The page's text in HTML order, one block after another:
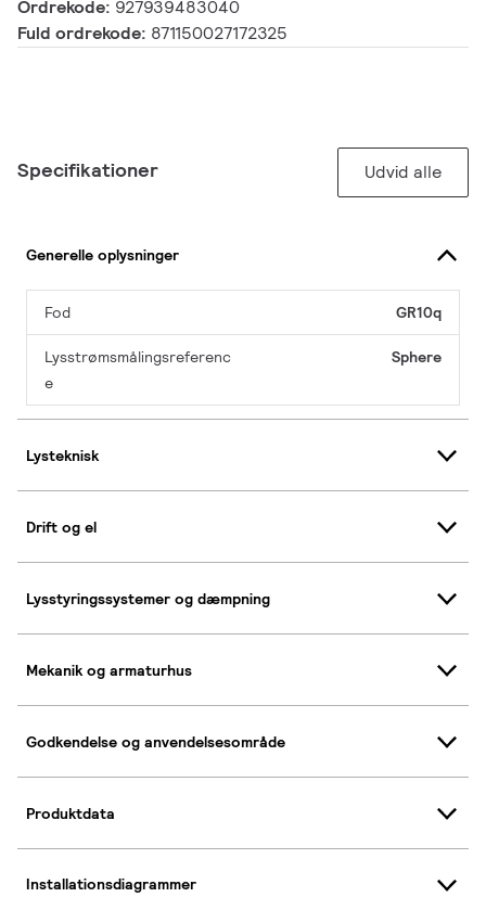
Ordrekode: 927939483040
Fuld ordrekode: 871150027172325
Specifikationer Udvid alle
Generelle oplysninger
Fod GR10q
Lysstrømsmålingsreferenc
e
Sphere
Lysteknisk
Drift og el
Lysstyringssystemer og dæmpning
Mekanik og armaturhus
Godkendelse og anvendelsesområde
Produktdata
Installationsdiagrammer